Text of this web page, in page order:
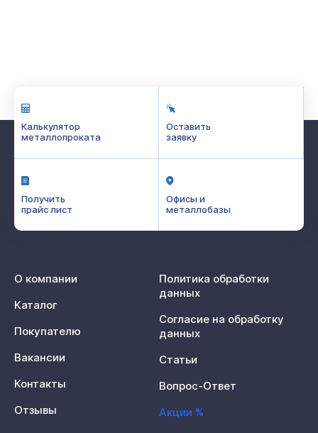
Калькулятор
металлопроката
Оставить
заявку
Получить
прайс лист
Офисы и
металлобазы
О компании
Каталог
Покупателю
Вакансии
Контакты
Отзывы
Политика обработки
данных
Согласие на обработку
данных
Статьи
Вопрос-Ответ
Акции %